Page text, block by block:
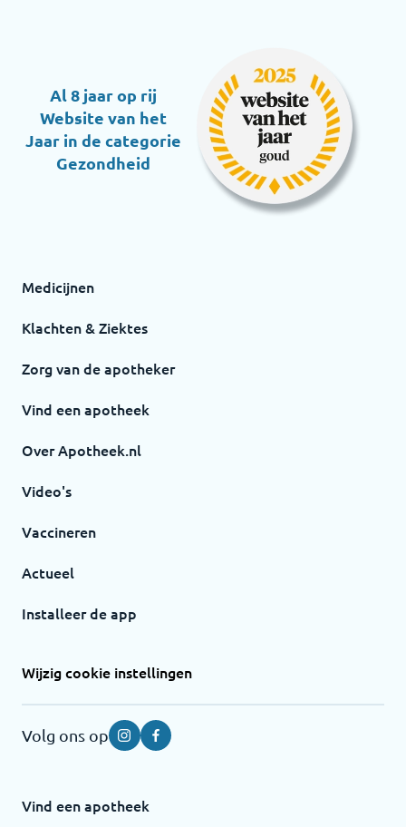
Al 8 jaar op rij
Website van het
Jaar in de categorie
Gezondheid
Medicijnen
Klachten & Ziektes
Zorg van de apotheker
Vind een apotheek
Over Apotheek.nl
Video's
Vaccineren
Actueel
Installeer de app
Wijzig cookie instellingen
Volg ons op InstagramFacebook
Vind een apotheek